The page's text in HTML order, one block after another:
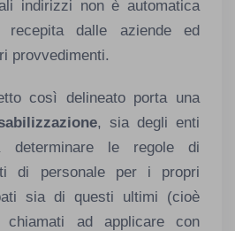
indirizzi non è automatica
dalle aziende ed
provvedimenti.
così delineato porta una
, sia degli enti
determinare le regole di
di personale per i propri
sia di questi ultimi (cioè
chiamati ad applicare con